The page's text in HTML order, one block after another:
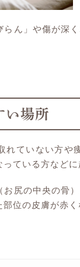
らん」や傷が深
い場所
れていない方や
ている方などに
尻の中央の骨
位の皮膚が赤